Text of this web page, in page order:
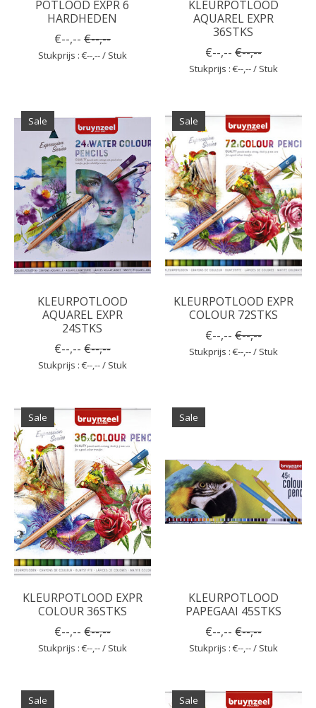
POTLOOD EXPR 6
HARDHEDEN
€--,-- €--,--
Stukprijs : €--,-- / Stuk
KLEURPOTLOOD
AQUAREL EXPR
36STKS
€--,-- €--,--
Stukprijs : €--,-- / Stuk
Sale
KLEURPOTLOOD
AQUAREL EXPR
24STKS
€--,-- €--,--
Stukprijs : €--,-- / Stuk
Sale
KLEURPOTLOOD EXPR
COLOUR 72STKS
€--,-- €--,--
Stukprijs : €--,-- / Stuk
Sale
KLEURPOTLOOD EXPR
COLOUR 36STKS
€--,-- €--,--
Stukprijs : €--,-- / Stuk
Sale
KLEURPOTLOOD
PAPEGAAI 45STKS
€--,-- €--,--
Stukprijs : €--,-- / Stuk
Sale Sale